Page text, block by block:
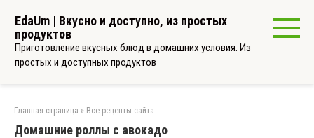
контенту
EdaUm | Вкусно и доступно, из простых
продуктов
Приготовление вкусных блюд в домашних условия. Из
простых и доступных продуктов
Главная страница » Все рецепты сайта
Домашние роллы с авокадо